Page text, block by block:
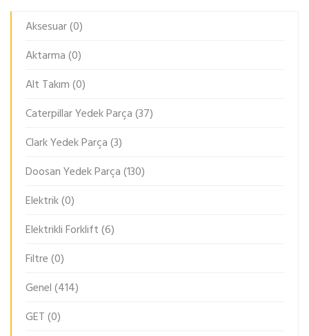
Aksesuar(0)
Aktarma(0)
Alt Takım(0)
Caterpillar Yedek Parça(37)
Clark Yedek Parça(3)
Doosan Yedek Parça(130)
Elektrik(0)
Elektrikli Forklift(6)
Filtre(0)
Genel(414)
GET(0)